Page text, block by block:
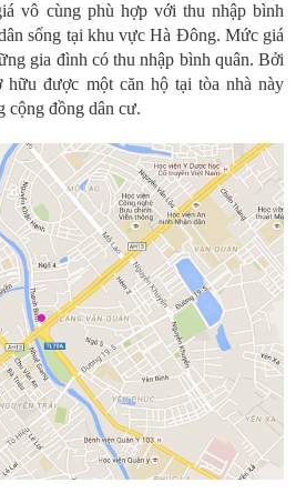
vô cùng phù hợp với thu nhập bình
sống tại khu vực Hà Đông. Mức giá
gia đình có thu nhập bình quân. Bởi
hữu được một căn hộ tại tòa nhà này
cộng đồng dân cư.